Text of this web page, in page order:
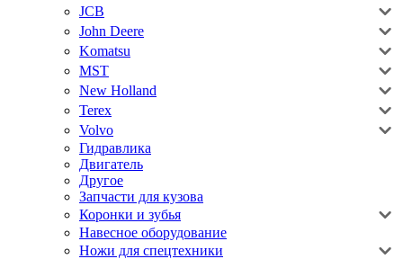
JCB
John Deere
Komatsu
MST
New Holland
Terex
Volvo
Гидравлика
Двигатель
Другое
Запчасти для кузова
Коронки и зубья
Навесное оборудование
Ножи для спецтехники